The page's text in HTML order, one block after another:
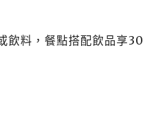
飲料，餐點搭配飲品享30